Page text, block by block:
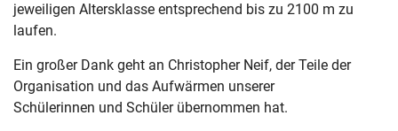
jeweiligen Altersklasse entsprechend bis zu 2100 m zu
laufen.
Ein großer Dank geht an Christopher Neif, der Teile der
Organisation und das Aufwärmen unserer
Schülerinnen und Schüler übernommen hat.